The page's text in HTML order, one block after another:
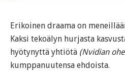
Erikoinen draama on
Kaksi tekoälyn hurjasta
hyötynyttä yhtiötä (Nvidian
kumppanuutensa ehdoista.